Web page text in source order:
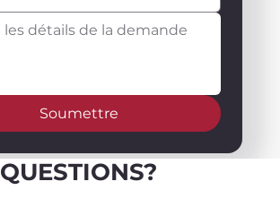
Soumettre
QUESTIONS?